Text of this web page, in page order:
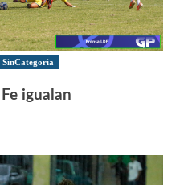
SinCategoria
igualan